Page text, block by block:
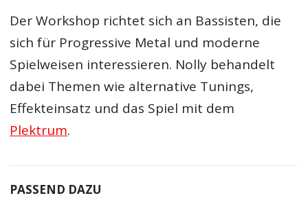
Der Workshop richtet sich an Bassisten, die
sich für Progressive Metal und moderne
Spielweisen interessieren. Nolly behandelt
dabei Themen wie alternative Tunings,
Effekteinsatz und das Spiel mit dem
Plektrum.
PASSEND DAZU